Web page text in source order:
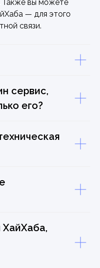
Также вы можете
— для этого
связи.
сервис,
его?
ХайХаба,